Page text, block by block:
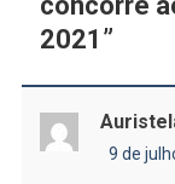
2021 ”
9 de